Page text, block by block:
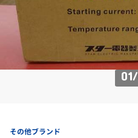
01/
その他ブランド